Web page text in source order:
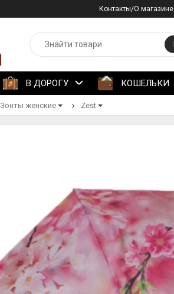
Контакты/О магазине
В ДОРОГУ КОШЕЛЬКИ
Зонты женские Zest